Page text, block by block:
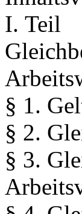
I. Teil
§ 1.
§ 2.
§ 3.